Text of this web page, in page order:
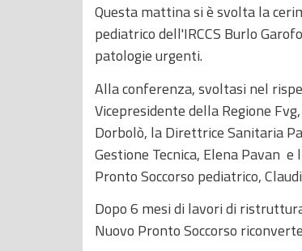
Questa mattina si è svolta la
pediatrico dell'IRCCS Burlo
patologie urgenti.
Alla conferenza, svoltasi nel
Vicepresidente della Regione
Dorbolò, la Direttrice Sanitaria
Gestione Tecnica, Elena Pavan
Pronto Soccorso pediatrico,
Dopo 6 mesi di lavori di
Nuovo Pronto Soccorso